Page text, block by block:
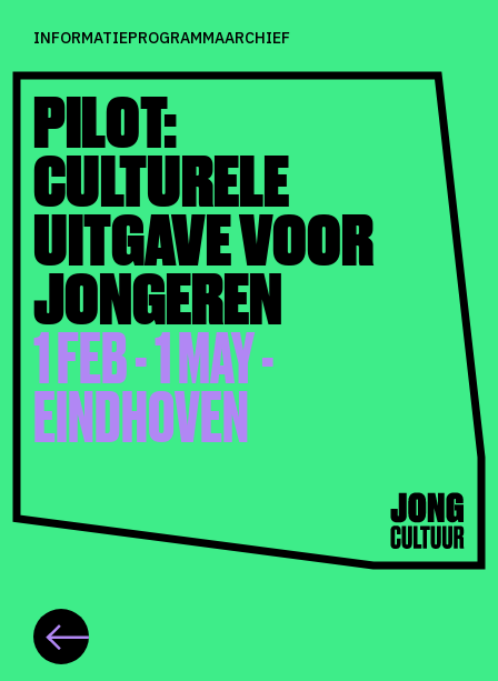
INFORMATIEPROGRAMMAARCHIEF
PILOT:
CULTURELE
UITGAVE VOOR
JONGEREN
1 FEB - 1 MAY -
EINDHOVEN